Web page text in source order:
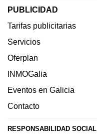
PUBLICIDAD
Tarifas publicitarias
Servicios
Oferplan
INMOGalia
Eventos en Galicia
Contacto
RESPONSABILIDAD SOCIAL